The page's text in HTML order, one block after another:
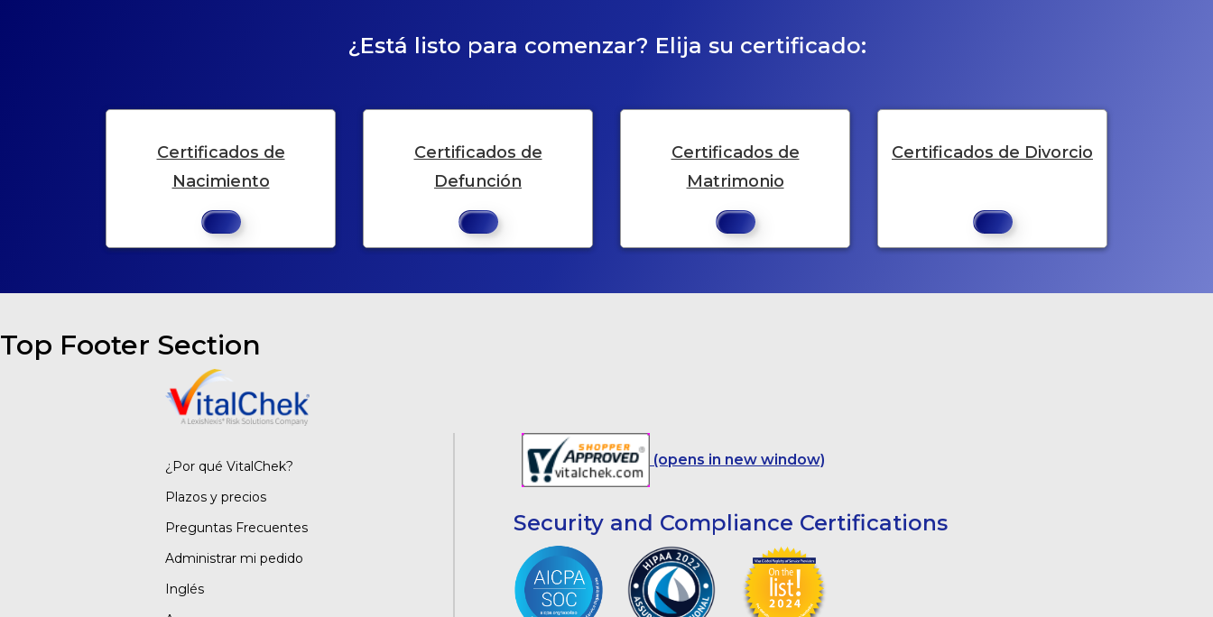
¿Está listo para comenzar? Elija su certificado:
Certificados de
Nacimiento
Certificados de
Defunción
Certificados de
Matrimonio
Certificados de Divorcio
Top Footer Section
¿Por qué VitalChek?
Plazos y precios
Preguntas Frecuentes
Administrar mi pedido
Inglés
(opens in new window)
Security and Compliance Certifications